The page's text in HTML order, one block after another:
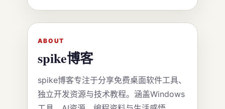
ABOUT
spike博客
spike博客专注于分享免费桌面软件工具、
独立开发资源与技术教程。涵盖Windows